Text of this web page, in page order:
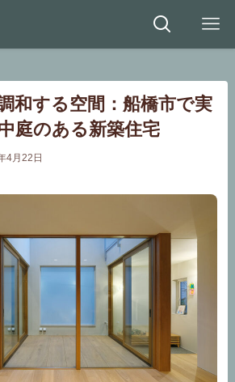
和する空間：船橋市で実
庭のある新築住宅
4月22日